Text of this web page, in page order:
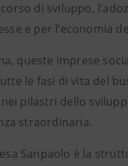
di sviluppo,
e per l’economia
queste imprese
le fasi di vita del
pilastri dello
straordinaria.
Sanpaolo è la